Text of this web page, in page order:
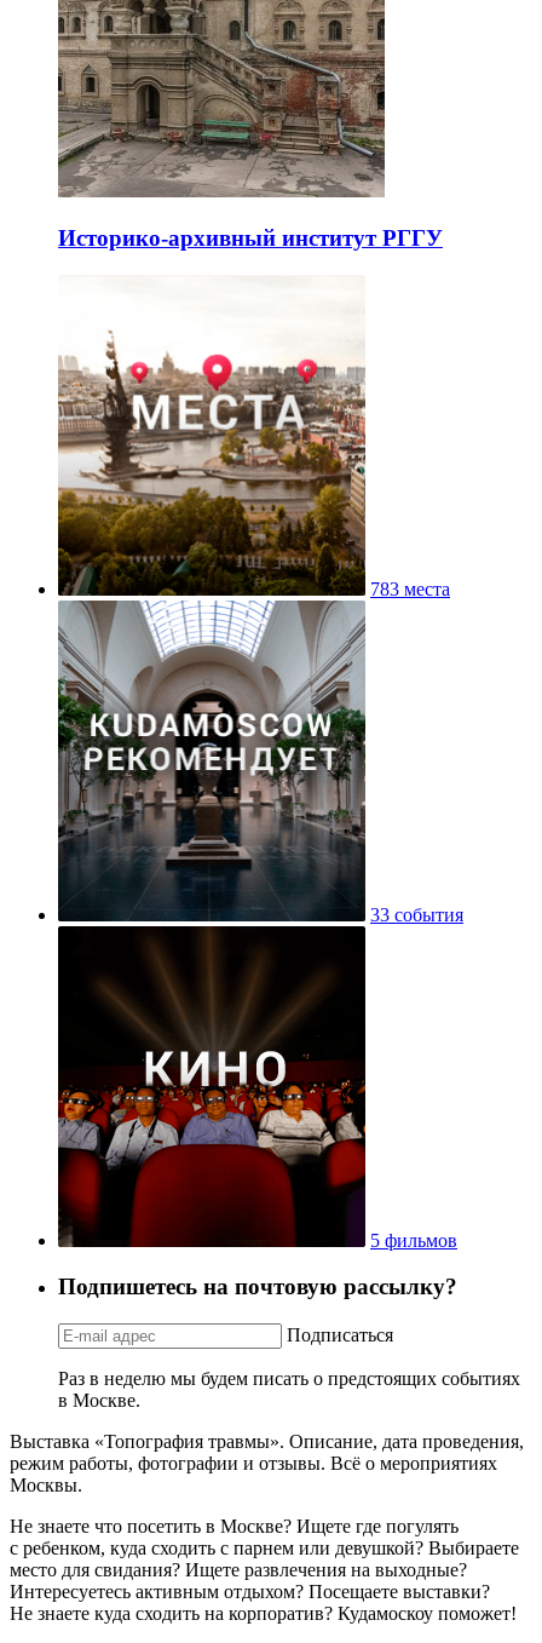
Историко-архивный институт РГГУ
783 места
33 события
5 фильмов
Подпишетесь на почтовую рассылку?
Подписаться
Раз в неделю мы будем писать о предстоящих событиях
в Москве.
Выставка «Топография травмы». Описание, дата проведения,
режим работы, фотографии и отзывы. Всё о мероприятиях
Москвы.
Не знаете что посетить в Москве? Ищете где погулять
с ребенком, куда сходить с парнем или девушкой? Выбираете
место для свидания? Ищете развлечения на выходные?
Интересуетесь активным отдыхом? Посещаете выставки?
Не знаете куда сходить на корпоратив? Кудамоскоу поможет!